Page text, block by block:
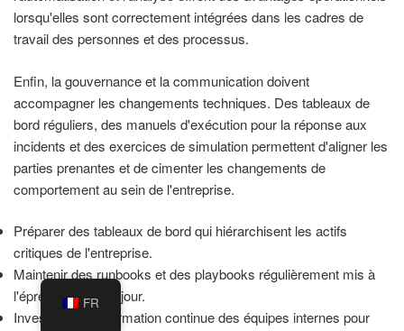
lorsqu'elles sont correctement intégrées dans les cadres de
travail des personnes et des processus.
Enfin, la gouvernance et la communication doivent
accompagner les changements techniques. Des tableaux de
bord réguliers, des manuels d'exécution pour la réponse aux
incidents et des exercices de simulation permettent d'aligner les
parties prenantes et de cimenter les changements de
comportement au sein de l'entreprise.
Préparer des tableaux de bord qui hiérarchisent les actifs
critiques de l'entreprise.
Maintenir des runbooks et des playbooks régulièrement mis à
l'épreuve et mis à jour.
Investir dans la formation continue des équipes internes pour
FR